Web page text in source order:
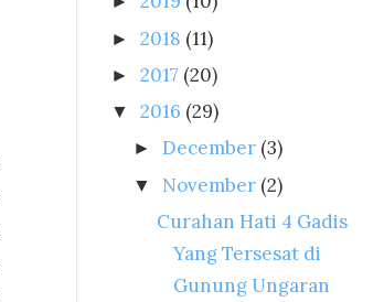
► 2018 (11)
► 2017 (20)
▼ 2016 (29)
► December (3)
▼ November (2)
Curahan Hati 4 Gadis
Yang Tersesat di
Gunung Ungaran